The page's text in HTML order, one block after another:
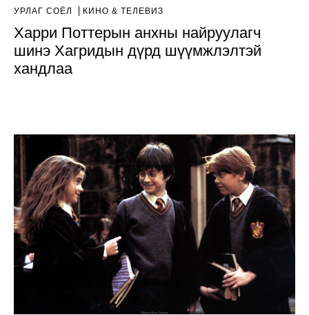
УРЛАГ СОЁЛ КИНО & ТЕЛЕВИЗ
Харри Поттерын анхны найруулагч
шинэ Хагридын дүрд шүүмжлэлтэй
хандлаа